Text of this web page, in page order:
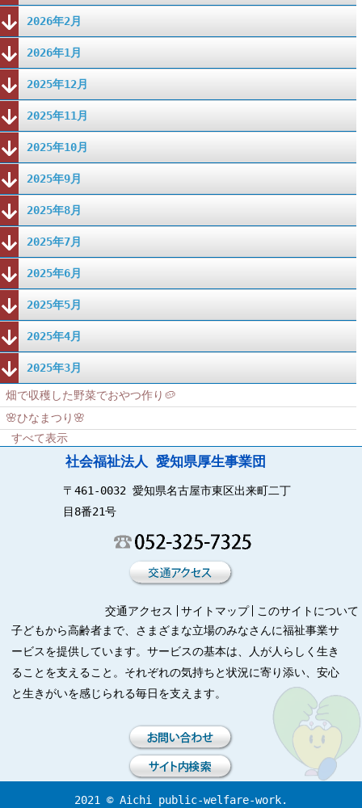
2026年2月
2026年1月
2025年12月
2025年11月
2025年10月
2025年9月
2025年8月
2025年7月
2025年6月
2025年5月
2025年4月
2025年3月
畑で収穫した野菜でおやつ作り🥔
🌸ひなまつり🌸
すべて表示
社会福祉法人 愛知県厚生事業団
〒461-0032 愛知県名古屋市東区出来町二丁
目8番21号
交通アクセス サイトマップ
このサイトについて
子どもから高齢者まで、さまざまな立場のみなさんに福祉事業サ
ービスを提供しています。サービスの基本は、人が人らしく生き
ることを支えること。それぞれの気持ちと状況に寄り添い、安心
と生きがいを感じられる毎日を支えます。
2021 © Aichi public-welfare-work.